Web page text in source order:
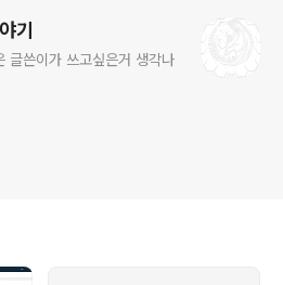
기
글쓴이가 쓰고싶은거 생각나